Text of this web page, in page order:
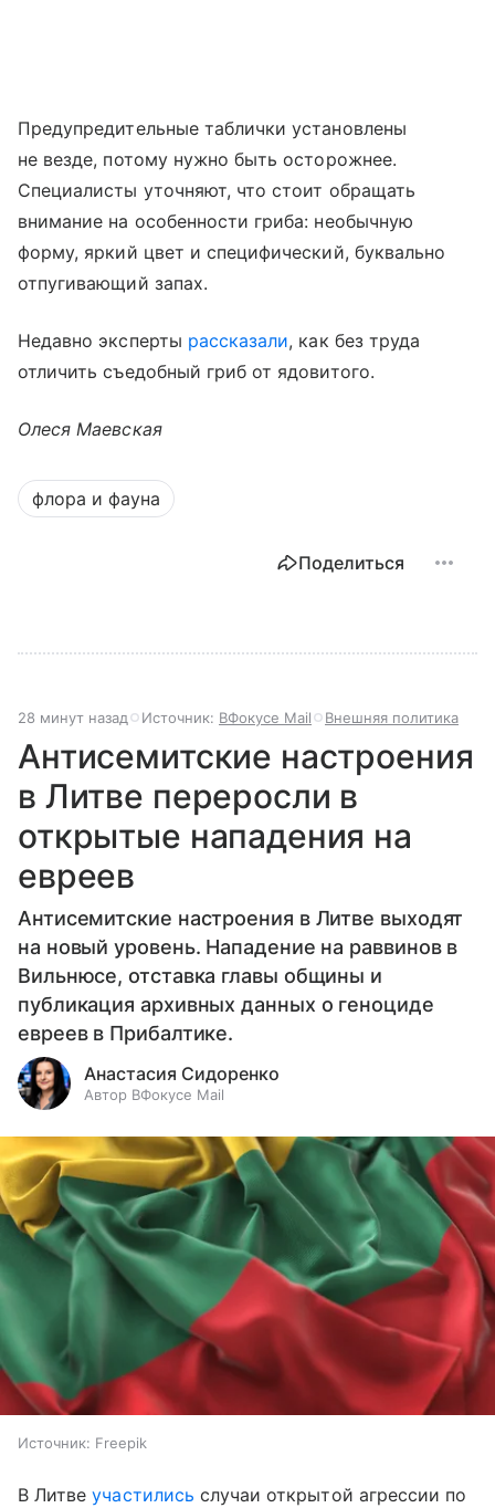
Предупредительные таблички установлены
не везде, потому нужно быть осторожнее.
Специалисты уточняют, что стоит обращать
внимание на особенности гриба: необычную
форму, яркий цвет и специфический, буквально
отпугивающий запах.
Недавно эксперты рассказали, как без труда
отличить съедобный гриб от ядовитого.
Олеся Маевская
флора и фауна
Поделиться
28 минут назад Источник: ВФокусе Mail Внешняя политика
Антисемитские настроения
в Литве переросли в
открытые нападения на
евреев
Антисемитские настроения в Литве выходят
на новый уровень. Нападение на раввинов в
Вильнюсе, отставка главы общины и
публикация архивных данных о геноциде
евреев в Прибалтике.
Анастасия Сидоренко
Автор ВФокусе Mail
Источник: Freepik
В Литвеучастились случаи открытой агрессии по